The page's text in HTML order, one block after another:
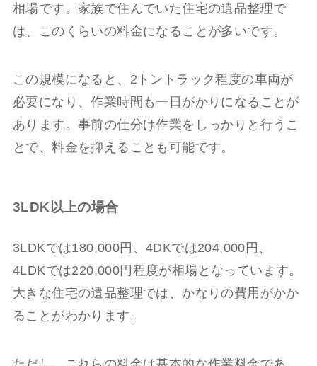
相場です。家族で住んでいた住宅の遺品整理で
は、このくらいの料金になることが多いです。
この規模になると、2トントラック程度の車両が
必要になり、作業時間も一日がかりになることが
あります。事前の仕分け作業をしっかりと行うこ
とで、料金を抑えることも可能です。
3LDK以上の場合
3LDKでは180,000円、4DKでは204,000円、
4LDKでは220,000円程度が相場となっています。
大きな住宅の遺品整理では、かなりの費用がかか
ることがわかります。